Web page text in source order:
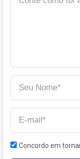
Concordo em